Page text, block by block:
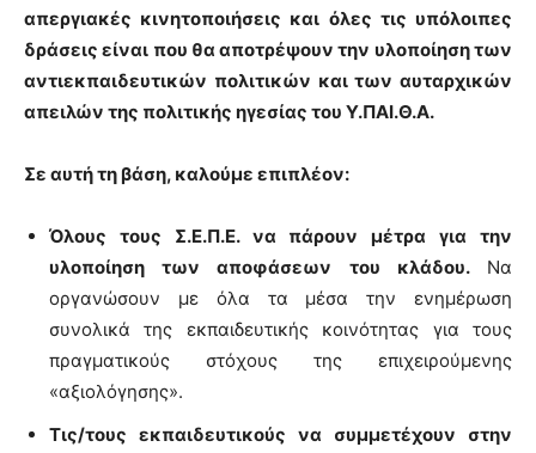
απεργιακές κινητοποιήσεις και όλες τις υπόλοιπες
δράσεις είναι που θα αποτρέψουν την υλοποίηση των
αντιεκπαιδευτικών πολιτικών και των αυταρχικών
απειλών της πολιτικής ηγεσίας του Υ.ΠΑΙ.Θ.Α.
Σε αυτή τη βάση, καλούμε επιπλέον:
Όλους τους Σ.Ε.Π.Ε. να πάρουν μέτρα για την
υλοποίηση των αποφάσεων του κλάδου. Να
οργανώσουν με όλα τα μέσα την ενημέρωση
συνολικά της εκπαιδευτικής κοινότητας για τους
πραγματικούς στόχους της επιχειρούμενης
«αξιολόγησης».
Τις/τους εκπαιδευτικούς να συμμετέχουν στην